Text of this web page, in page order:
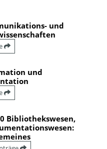
und
und
Bibliothekswesen,